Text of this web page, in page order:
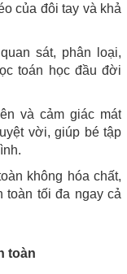
của đôi tay và khả
sát, phân loại,
toán học đầu đời
và cảm giác mát
vời, giúp bé tập
không hóa chất,
toàn tối đa ngay cả
toàn